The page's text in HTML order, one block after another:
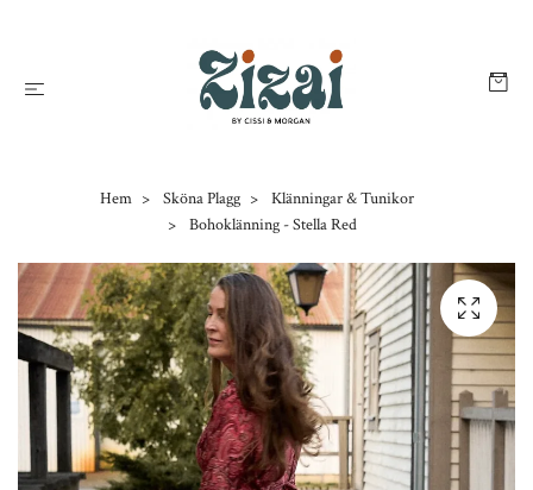
Hem Sköna Plagg
Klänningar & Tunikor
Bohoklänning - Stella Red